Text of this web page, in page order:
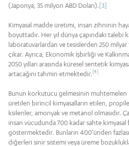
(Japonya, 35 milyon ABD Doları).[3]
Kimyasal madde üretimi, insan zihninin
boyuttadır. Her yıl dünya çapındaki talebi
laboratuvarlardan ve tesislerden 250
çıkar. Ayrıca, Ekonomik İşbirliği ve
2050 yılları arasında küresel sentetik
artacağını tahmin etmektedir. [4]
Bunun korkutucu gelmesinin muhtemelen
üretilen birincil kimyasalların etilen,
ksilenler, amonyak ve metanol olmasıdır.
insan vücudunda 700 kadar sahte
göstermektedir. Bunların 400’ünden
diğerleri sinir sistemi veya üreme